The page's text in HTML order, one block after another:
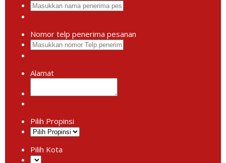
Nomor telp penerima pesanan
Alamat
Pilih Propinsi
Pilih Kota